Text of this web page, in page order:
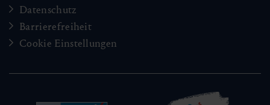
Datenschutz
Barrierefreiheit
Cookie Einstellungen